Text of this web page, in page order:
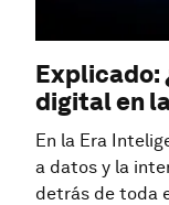
Explicado:
digital en
En la Era
a datos y la
detrás de toda